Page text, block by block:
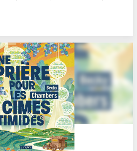
zombies comme dans The Walking Dead, ni